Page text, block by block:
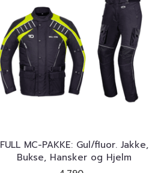
FULL MC-PAKKE: Gul/fluor. Jakke,
Bukse, Hansker og Hjelm